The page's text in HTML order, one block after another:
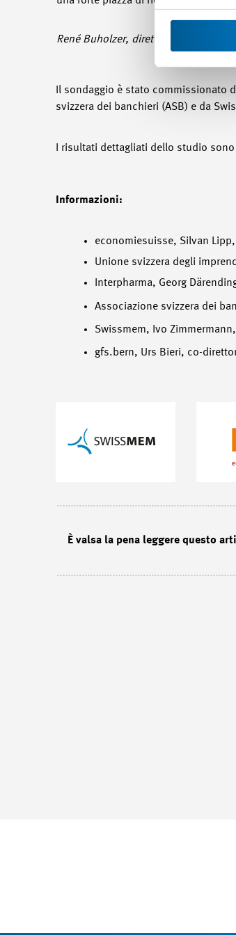
René Buholzer, direttore e delegato
Il sondaggio è stato commissionato
svizzera dei banchieri (ASB) e da
I risultati dettagliati dello studio
Informazioni:
economiesuisse, Silvan
Unione svizzera degli
Interpharma, Georg
Associazione svizzera dei
Swissmem, Ivo
gfs.bern, Urs Bieri, co-
È valsa la pena leggere questo